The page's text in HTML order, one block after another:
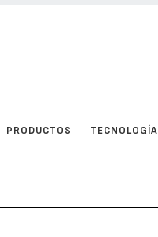
PRODUCTOS TECNOLOGÍA